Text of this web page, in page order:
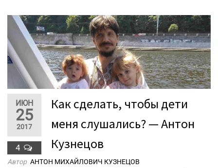
ИЮН
25
2017
4
Как сделать, чтобы дети
меня слушались? — Антон
Кузнецов
Автор АНТОН МИХАЙЛОВИЧ КУЗНЕЦОВ